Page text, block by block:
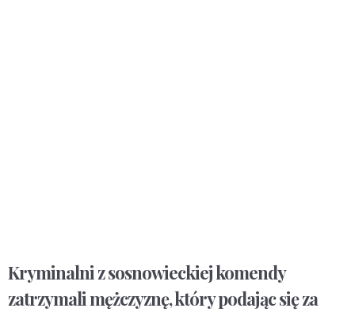
Kryminalni z sosnowieckiej komendy
zatrzymali mężczyznę, który podając się za